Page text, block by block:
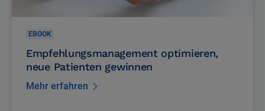
EBOOK
Empfehlungsmanagement optimieren,
neue Patienten gewinnen